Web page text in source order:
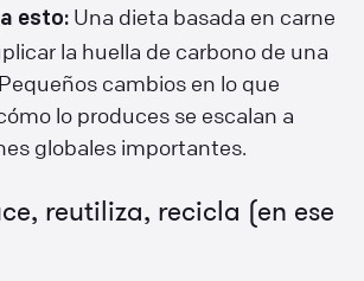
esto: Una dieta basada en carne
la huella de carbono de una
cambios en lo que
lo produces se escalan a
globales importantes.
reutiliza, recicla (en ese